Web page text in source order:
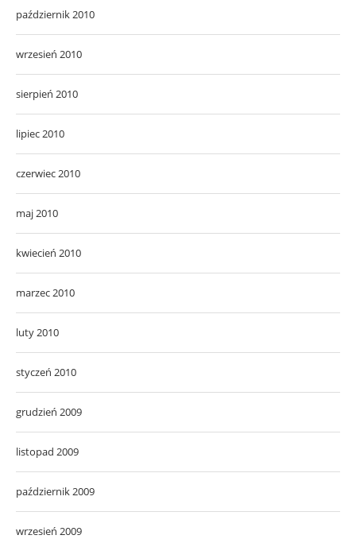
październik 2010
wrzesień 2010
sierpień 2010
lipiec 2010
czerwiec 2010
maj 2010
kwiecień 2010
marzec 2010
luty 2010
styczeń 2010
grudzień 2009
listopad 2009
październik 2009
wrzesień 2009